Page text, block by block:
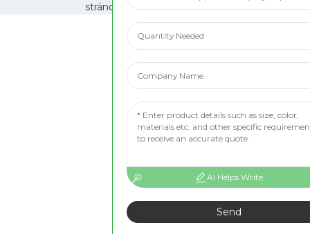
stránok
Mapa_stránok_trans
AI Helps Write
Send